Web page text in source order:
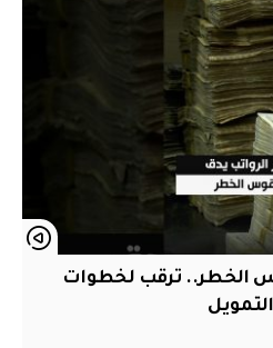
الخطر.. ترقب لخطوات